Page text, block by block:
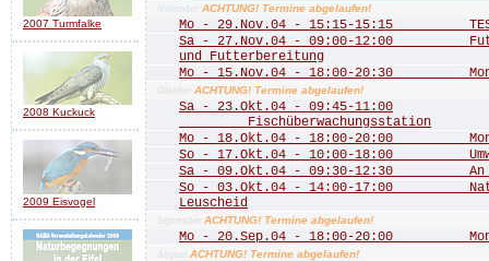
2007 Turmfalke
2008 Kuckuck
2009 Eisvogel
November ACHTUNG! Termine abgelaufen!
Mo - 29.Nov.04 - 15:15-15:15 TEST
Sa - 27.Nov.04 - 09:00-12:00
und Futterbereitung
Mo - 15.Nov.04 - 18:00-20:30
Oktober ACHTUNG! Termine abgelaufen!
Sa - 23.Okt.04 - 09:45-11:00
Fischüberwachungsstation
Mo - 18.Okt.04 - 18:00-20:00
So - 17.Okt.04 - 10:00-18:00
Sa - 09.Okt.04 - 09:30-12:30 An
So - 03.Okt.04 - 14:00-17:00
Leuscheid
September ACHTUNG! Termine abgelaufen!
Mo - 20.Sep.04 - 18:00-20:00
August ACHTUNG! Termine abgelaufen!